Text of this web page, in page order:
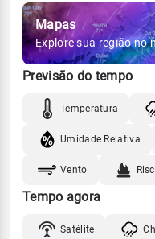
Mapas
Explore sua região no
Previsão do tempo
Temperatura
Umidade Relativa
Vento
Tempo agora
Satélite